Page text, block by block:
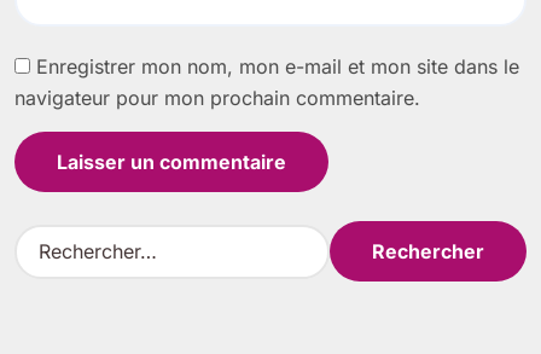
Enregistrer mon nom, mon e-mail et mon site dans le
navigateur pour mon prochain commentaire.
R
e